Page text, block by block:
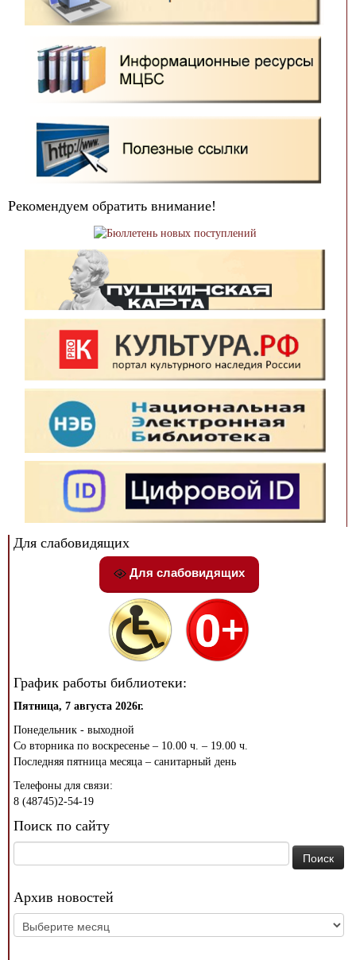
Рекомендуем обратить внимание!
Для слабовидящих
Для слабовидящих
График работы библиотеки:
Пятница, 7 августа 2026г.
Понедельник - выходной
Со вторника по воскресенье – 10.00 ч. – 19.00 ч.
Последняя пятница месяца – санитарный день
Телефоны для связи:
8 (48745)2-54-19
Поиск по сайту
Архив новостей
Архив
новостей